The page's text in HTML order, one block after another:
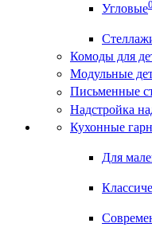
Угловые0
Комоды для
Модульные
Письменные
Надстройка
Кухонные
Для